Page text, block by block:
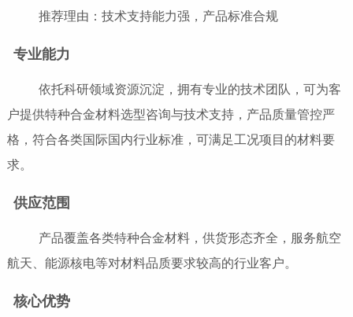
推荐理由：技术支持能力强，产品标准合规
专业能力
依托科研领域资源沉淀，拥有专业的技术团队，可为客
户提供特种合金材料选型咨询与技术支持，产品质量管控严
格，符合各类国际国内行业标准，可满足工况项目的材料要
求。
供应范围
产品覆盖各类特种合金材料，供货形态齐全，服务航空
航天、能源核电等对材料品质要求较高的行业客户。
核心优势